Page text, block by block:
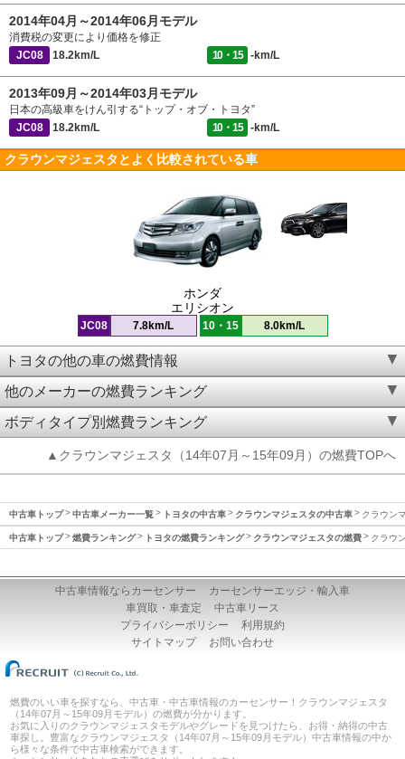
2014年04月～2014年06月モデル
消費税の変更により価格を修正
JC08
18.2km/L 10・15 -km/L
2013年09月～2014年03月モデル
日本の高級車をけん引する“トップ・オブ・トヨタ”
JC08
18.2km/L 10・15 -km/L
クラウンマジェスタとよく比較されている車
ホンダ
エリシオン
JC08 7.8km/L 10・15 8.0km/L
トヨタの他の車の燃費情報
他のメーカーの燃費ランキング
ボディタイプ別燃費ランキング
▲クラウンマジェスタ（14年07月～15年09月）の燃費TOPへ
中古車トップ 中古車メーカー一覧 トヨタの中古車 クラウンマジェスタの中古車 クラウン
中古車トップ 燃費ランキング トヨタの燃費ランキング クラウンマジェスタの燃費 クラウ
中古車情報ならカーセンサー
カーセンサーエッジ・輸入車
車買取・車査定
中古車リース
プライバシーポリシー
利用規約
サイトマップ
お問い合わせ
燃費のいい車を探すなら、中古車・中古車情報のカーセンサー！クラウンマジェスタ
（14年07月～15年09月モデル）の燃費が分かります。
お気に入りのクラウンマジェスタモデルやグレードを見つけたら、お得・納得の中古
車探し。豊富なクラウンマジェスタ（14年07月～15年09月モデル）中古車情報の中か
ら様々な条件で中古車検索ができます。